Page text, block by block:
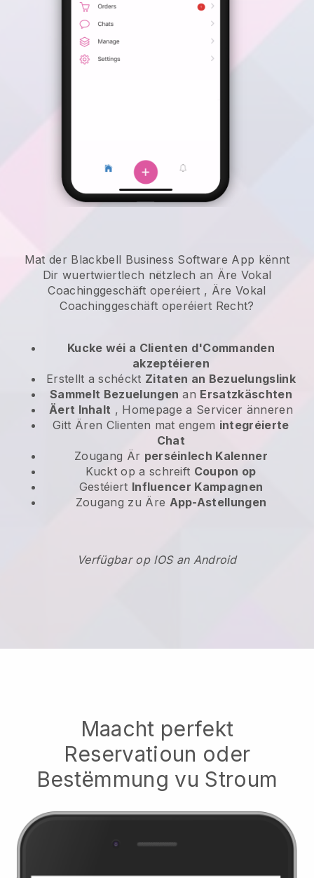
Mat der Blackbell Business Software App kënnt
Dir wuertwiertlech nëtzlech an Äre Vokal
Coachinggeschäft operéiert , Äre Vokal
Coachinggeschäft operéiert Recht?
Kucke wéi a Clienten d'Commanden
akzeptéieren
Erstellt a schéckt Zitaten an Bezuelungslink
Sammelt Bezuelungen an Ersatzkäschten
Äert Inhalt , Homepage a Servicer änneren
Gitt Ären Clienten mat engem integréierte
Chat
Zougang Är perséinlech Kalenner
Kuckt op a schreift Coupon op
Gestéiert Influencer Kampagnen
Zougang zu Äre App-Astellungen
Verfügbar op IOS an Android
Maacht perfekt
Reservatioun oder
Bestëmmung vu Stroum